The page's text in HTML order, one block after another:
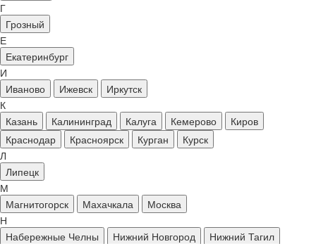
Г
Грозный
Е
Екатеринбург
И
Иваново
Ижевск
Иркутск
К
Казань
Калининград Калуга Кемерово
Киров
Краснодар
Красноярск Курган
Курск
Л
Липецк
М
Магнитогорск
Махачкала
Москва
Н
Набережные Челны
Нижний Новгород
Нижний Тагил